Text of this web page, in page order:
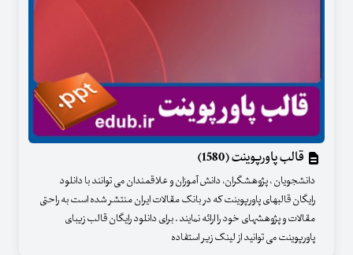
قالب پاورپوینت (1580)
دانشجویان ، پژوهشگران، دانش آموزان و علاقمندان می توانند با دانلود
رایگان قالبهای پاورپوینت که در بانک مقالات ایران منتشر شده است به راحتی
مقالات و پژوهشهای خود را ارائه نمایند . برای دانلود رایگان قالب زیبای
پاورپوینت می توانید از لینک زیر استفاده